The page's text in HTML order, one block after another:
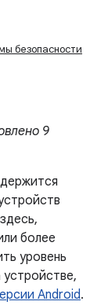
безопасности
9
более
уровень
Android.